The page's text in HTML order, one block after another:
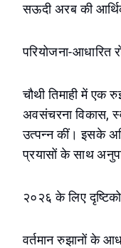
सऊदी अरब की
परियोजना-आधारित
चौथी तिमाही में एक
अवसंचरना विकास,
उत्पन्न कीं। इसके
प्रयासों के साथ
२०२६ के लिए
वर्तमान रुझानों के